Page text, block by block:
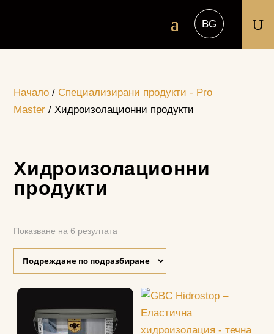
U
Начало / Специализирани продукти - Pro
Master / Хидроизолационни продукти
Хидроизолационни
продукти
Показване на 6 резултата